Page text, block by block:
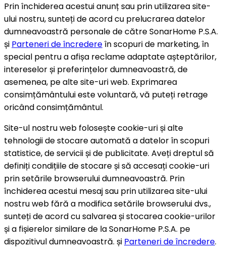
Prin închiderea acestui anunț sau prin utilizarea site-
ului nostru, sunteți de acord cu prelucrarea datelor
dumneavoastră personale de către SonarHome P.S.A.
și Parteneri de încredereîn scopuri de marketing, în
special pentru a afișa reclame adaptate așteptărilor,
intereselor și preferințelor dumneavoastră, de
asemenea, pe alte site-uri web. Exprimarea
consimțământului este voluntară, vă puteți retrage
oricând consimțământul.
Site-ul nostru web folosește cookie-uri și alte
tehnologii de stocare automată a datelor în scopuri
statistice, de servicii și de publicitate. Aveți dreptul să
definiți condițiile de stocare și să accesați cookie-uri
prin setările browserului dumneavoastră. Prin
închiderea acestui mesaj sau prin utilizarea site-ului
nostru web fără a modifica setările browserului dvs.,
sunteți de acord cu salvarea și stocarea cookie-urilor
și a fișierelor similare de la SonarHome P.S.A. pe
dispozitivul dumneavoastră. și Parteneri de încredere.